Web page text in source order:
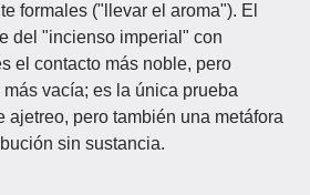
formales ("llevar el aroma"). El
del "incienso imperial" con
el contacto más noble, pero
vacía; es la única prueba
ajetreo, pero también una metáfora
sin sustancia.